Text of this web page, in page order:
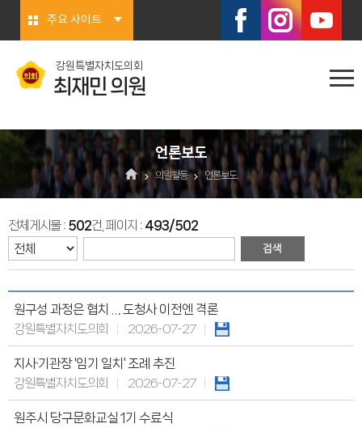
주요 사이트
강원특별자치도의회
최재민 의원
언론보도
의원활동 언론보도
전체게시물 : 502건, 페이지 : 493/502
원구성 과정은 협치 … 도청사 이전엔 격론
강원특별자치도의회
2026-07-27
지사·기관장 '임기 일치' 조례 추진
강원특별자치도의회
2026-07-27
원주시 당구문화교실 1기 수료식